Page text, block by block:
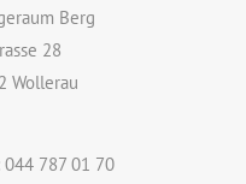
Berg
28
Wollerau
044 787 01 70